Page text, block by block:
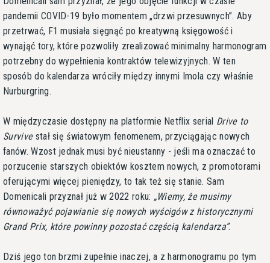
pandemii COVID-19 było momentem „drzwi przesuwnych”. Aby
przetrwać, F1 musiała sięgnąć po kreatywną księgowość i
wynająć tory, które pozwoliły zrealizować minimalny harmonogram
potrzebny do wypełnienia kontraktów telewizyjnych. W ten
sposób do kalendarza wróciły między innymi Imola czy właśnie
Nurburgring.
W międzyczasie dostępny na platformie Netflix serial Drive to
Survivestał się światowym fenomenem, przyciągając nowych
fanów. Wzost jednak musi być nieustanny - jeśli ma oznaczać to
porzucenie starszych obiektów kosztem nowych, z promotorami
oferującymi więcej pieniędzy, to tak też się stanie. Sam
Domenicali przyznał już w 2022 roku:
Wiemy, że musimy
równoważyć pojawianie się nowych wyścigów z historycznymi
Grand Prix, które powinny pozostać częścią kalendarza .
Dziś jego ton brzmi zupełnie inaczej, a z harmonogramu po tym